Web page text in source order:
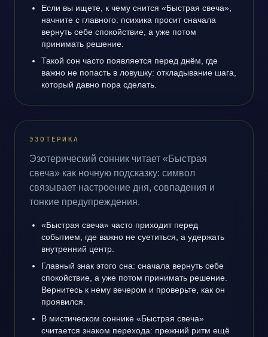
Если вы ищете, к чему снится «Быстрая свеча»,
начните с главного: психика просит сначала
вернуть себе спокойствие, а уже потом
принимать решение.
Такой сон часто появляется перед днём, где
важно не попасть в ловушку: откладывание шага,
который давно пора сделать.
ЭЗОТЕРИКА
Эзотерический сонник читает «Быстрая
свеча» как ночную подсказку: символ
связывает настроение дня, совпадения и
тонкие предупреждения.
«Быстрая свеча» часто приходит перед
событием, где важно не суетиться, а удержать
внутренний центр.
Главный знак этого сна: сначала вернуть себе
спокойствие, а уже потом принимать решение.
Вернитесь к нему вечером и проверьте, как он
проявился.
В мистическом соннике «Быстрая свеча»
считается знаком перехода: прежний ритм ещё